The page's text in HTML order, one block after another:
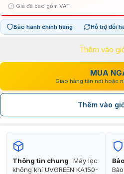
gốc
là:
2.340.000₫.
hiện
tại
1.339.000₫.
Giá đã bao gồm VAT
Bảo hành chính hãng Hỗ trợ đổi
Thêm vào
MUA
Giao hàng tận nơi hoặc
Thêm vào
Thông tin chung
Máy lọc
không khí UVGREEN KA150-